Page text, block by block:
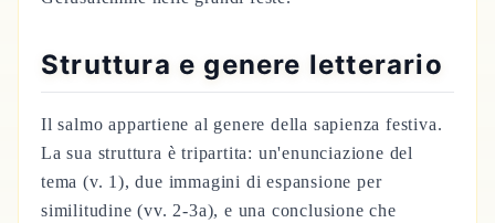
Struttura e genere letterario
Il salmo appartiene al genere della sapienza festiva.
La sua struttura è tripartita: un'enunciazione del
tema (v. 1), due immagini di espansione per
similitudine (vv. 2-3a), e una conclusione che